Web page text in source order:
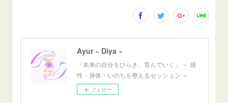
Ayur ~ Diya ~
「本来の自分をひらき、育んでいく」 ～ 感
性・身体・いのちを整えるセッション ～
フォロー